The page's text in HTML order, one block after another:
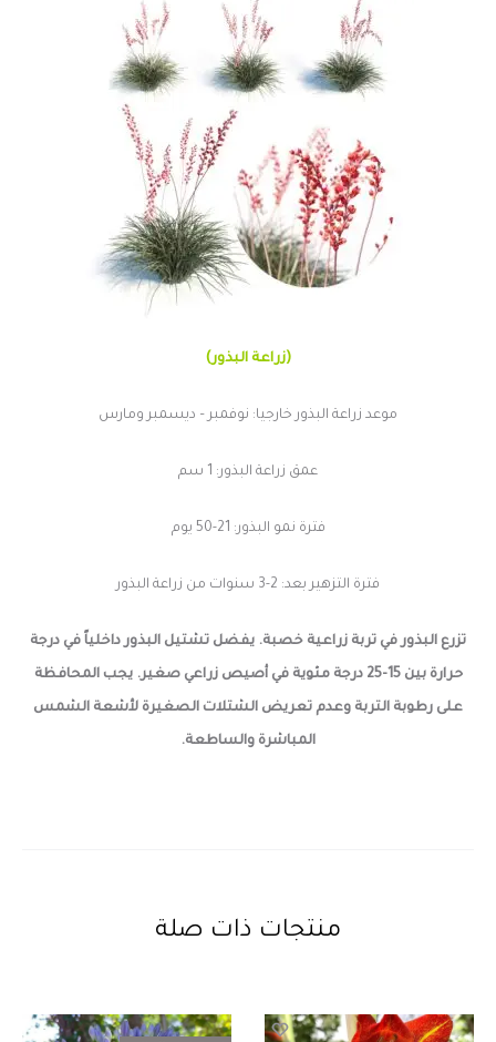
(زراعة البذور)
موعد زراعة البذور خارجيا: نوفمبر – ديسمبر ومارس
عمق زراعة البذور: 1 سم
فترة نمو البذور: 21-50 يوم
فترة التزهير بعد: 2-3 سنوات من زراعة البذور
تزرع البذور في تربة زراعية خصبة. يفضل تشتيل البذور داخلياً في درجة
حرارة بين 15-25 درجة مئوية في أصيص زراعي صغير. يجب المحافظة
على رطوبة التربة وعدم تعريض الشتلات الصغيرة لأشعة الشمس
المباشرة والساطعة.
منتجات ذات صلة